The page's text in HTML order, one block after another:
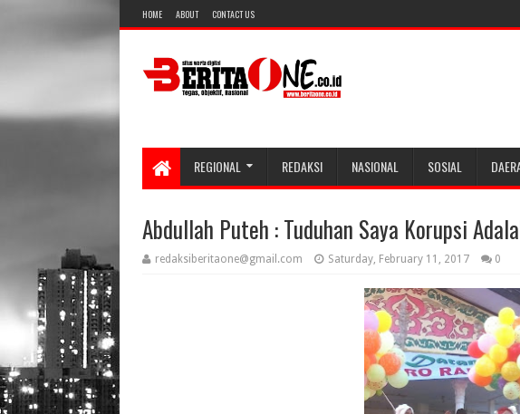
HOME ABOUT CONTACT US
REGIONAL REDAKSI NASIONAL SOSIAL
Abdullah Puteh : Tuduhan Saya Korupsi
redaksiberitaone@gmail.com Saturday, February 11, 2017 0